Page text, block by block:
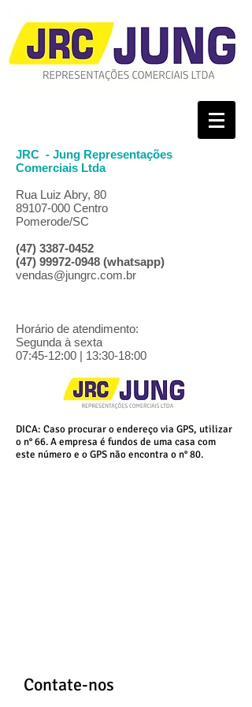
JRC - Jung Representações
Comerciais Ltda
Rua Luiz Abry, 80
89107-000 Centro
Pomerode/SC
(47) 3387-0452
(47) 99972-0948 (whatsapp)
vendas@jungrc.com.br
Horário de atendimento:
Segunda à sexta
07:45-12:00 | 13:30-18:00
DICA: Caso procurar o endereço via GPS, utilizar
o n° 66. A empresa é fundos de uma casa com
este número e o GPS não encontra o n° 80.
Contate-nos